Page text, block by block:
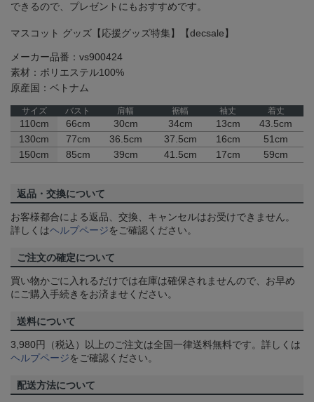
できるので、プレゼントにもおすすめです。
マスコット グッズ【応援グッズ特集】【decsale】
メーカー品番：vs900424
素材：ポリエステル100%
原産国：ベトナム
サイズ バスト 肩幅 裾幅 袖丈 着丈
110cm 66cm 30cm 34cm 13cm
43.5cm
130cm
77cm 36.5cm 37.5cm 16cm
51cm
150cm
85cm 39cm 41.5cm 17cm 59cm
返品・交換について
お客様都合による返品、交換、キャンセルはお受けできません。
詳しくはヘルプページをご確認ください。
ご注文の確定について
買い物かごに入れるだけでは在庫は確保されませんので、お早め
にご購入手続きをお済ませください。
送料について
3,980円（税込）以上のご注文は全国一律送料無料です。詳しくは
ヘルプページをご確認ください。
配送方法について